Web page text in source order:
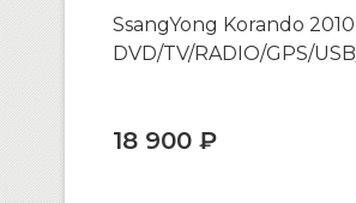
SsangYong Korando
DVD/TV/RADIO/GPS/
18 900 ₽